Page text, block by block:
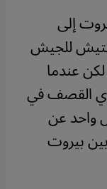
إلى
للجيش
عندما
القصف في
واحد عن
بيروت